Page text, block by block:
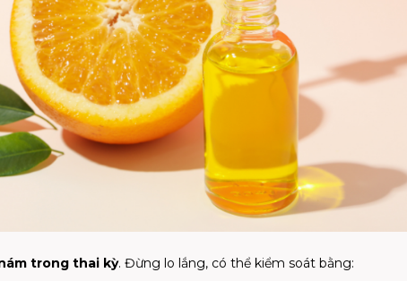
trong thai kỳ. Đừng lo lắng, có thể kiểm soát bằng: